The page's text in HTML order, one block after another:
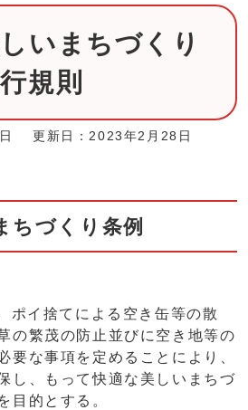
いまちづくり
規則
更新日：2023年2月28日
ちづくり条例
イ捨てによる空き缶等の散
の繁茂の防止並びに空き地等の
要な事項を定めることにより、
し、もって快適な美しいまちづ
目的とする。